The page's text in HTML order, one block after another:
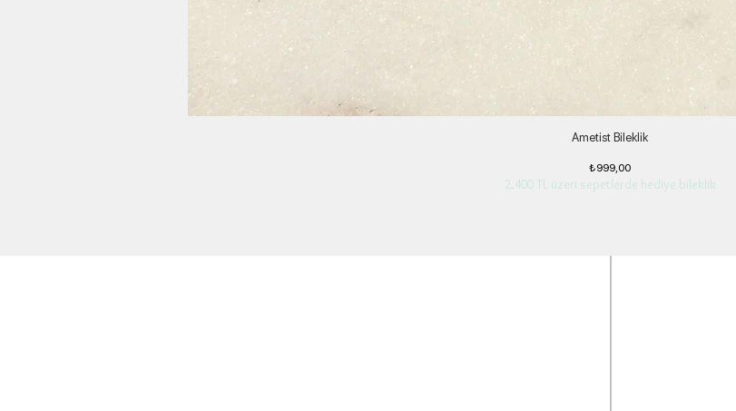
Ametist Bileklik
Fiyat
₺999,00
2.400 TL üzeri sepetlerde hediye bileklik